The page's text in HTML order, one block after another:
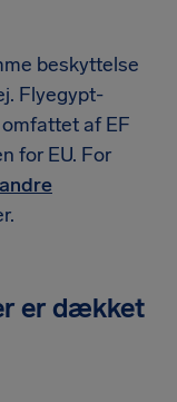
beskyttelse
Flyegypt-
omfattet af EF
for EU. For
andre
er dækket